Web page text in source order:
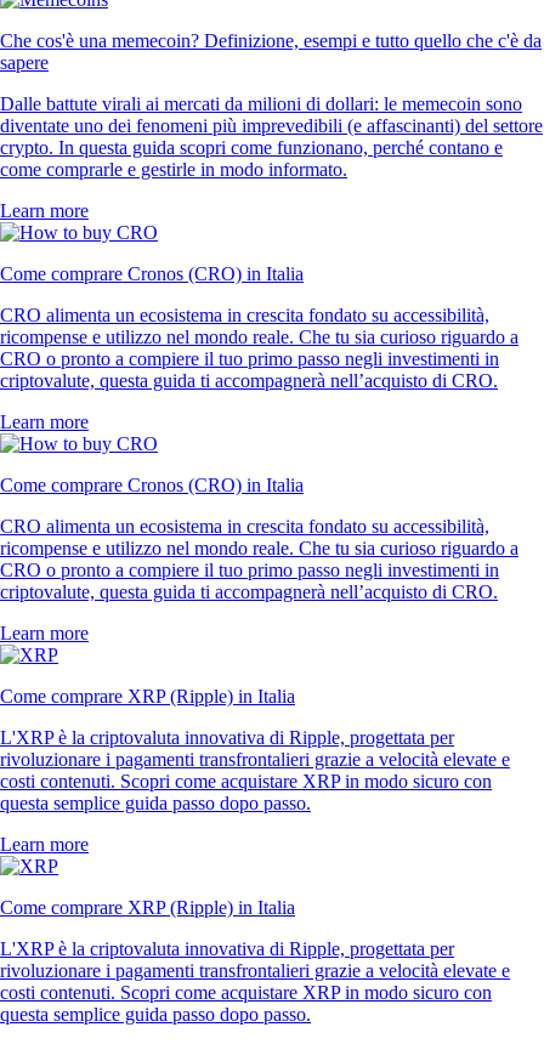
Che cos'è una memecoin? Definizione, esempi e tutto quello che c'è da
sapere
Dalle battute virali ai mercati da milioni di dollari: le memecoin sono
diventate uno dei fenomeni più imprevedibili (e affascinanti) del settore
crypto. In questa guida scopri come funzionano, perché contano e
come comprarle e gestirle in modo informato.
Learn more
Come comprare Cronos (CRO) in Italia
CRO alimenta un ecosistema in crescita fondato su accessibilità,
ricompense e utilizzo nel mondo reale. Che tu sia curioso riguardo a
CRO o pronto a compiere il tuo primo passo negli investimenti in
criptovalute, questa guida ti accompagnerà nell’acquisto di CRO.
Learn more
Come comprare Cronos (CRO) in Italia
CRO alimenta un ecosistema in crescita fondato su accessibilità,
ricompense e utilizzo nel mondo reale. Che tu sia curioso riguardo a
CRO o pronto a compiere il tuo primo passo negli investimenti in
criptovalute, questa guida ti accompagnerà nell’acquisto di CRO.
Learn more
Come comprare XRP (Ripple) in Italia
L'XRP è la criptovaluta innovativa di Ripple, progettata per
rivoluzionare i pagamenti transfrontalieri grazie a velocità elevate e
costi contenuti. Scopri come acquistare XRP in modo sicuro con
questa semplice guida passo dopo passo.
Learn more
Come comprare XRP (Ripple) in Italia
L'XRP è la criptovaluta innovativa di Ripple, progettata per
rivoluzionare i pagamenti transfrontalieri grazie a velocità elevate e
costi contenuti. Scopri come acquistare XRP in modo sicuro con
questa semplice guida passo dopo passo.